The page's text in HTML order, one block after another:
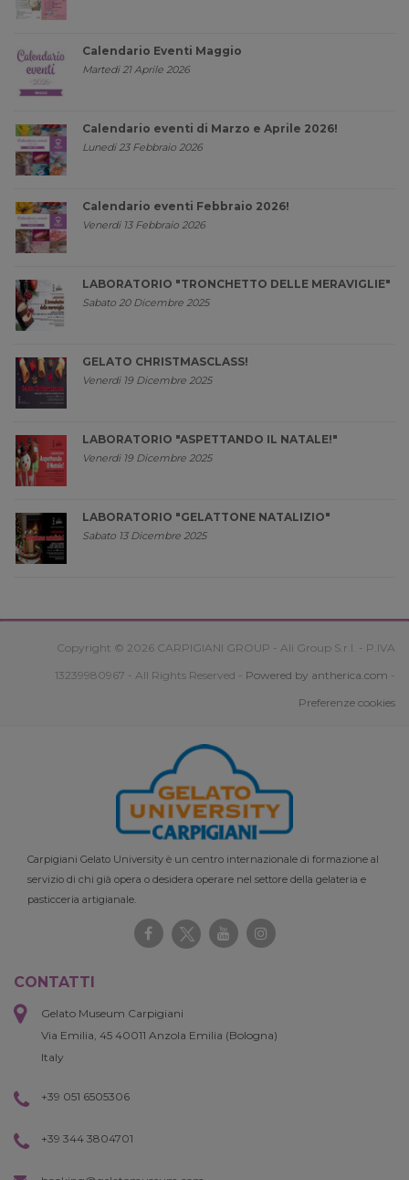
Calendario Eventi Maggio
Martedi 21 Aprile 2026
Calendario eventi di Marzo e Aprile 2026!
Lunedi 23 Febbraio 2026
Calendario eventi Febbraio 2026!
Venerdi 13 Febbraio 2026
LABORATORIO "TRONCHETTO DELLE MERAVIGLIE"
Sabato 20 Dicembre 2025
GELATO CHRISTMASCLASS!
Venerdi 19 Dicembre 2025
LABORATORIO "ASPETTANDO IL NATALE!"
Venerdi 19 Dicembre 2025
LABORATORIO "GELATTONE NATALIZIO"
Sabato 13 Dicembre 2025
Copyright © 2026 CARPIGIANI GROUP - Ali Group S.r.l. - P.IVA
13239980967 - All Rights Reserved - Powered by antherica.com -
Preferenze cookies
Carpigiani Gelato University è un centro internazionale di formazione al
servizio di chi già opera o desidera operare nel settore della gelateria e
pasticceria artigianale.
CONTATTI
Gelato Museum Carpigiani
Via Emilia, 45 40011 Anzola Emilia (Bologna)
Italy
+39 051 6505306
+39 344 3804701